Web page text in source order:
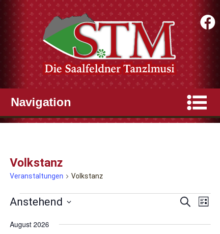
Volkstanz
Veranstaltungen Volkstanz
Veranstaltungen Suche
Liste
Anstehend
wählen.
August 2026